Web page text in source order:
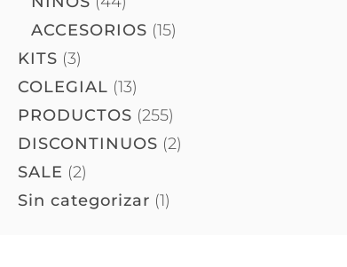
ACCESORIOS (15)
KITS (3)
COLEGIAL (13)
PRODUCTOS (255)
DISCONTINUOS (2)
SALE (2)
Sin categorizar (1)